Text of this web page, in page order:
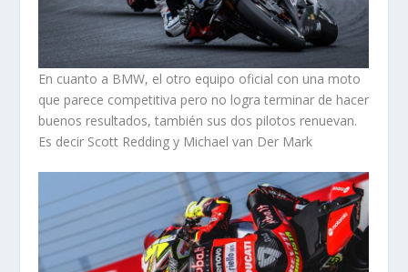
En cuanto a BMW, el otro equipo oficial con una moto
que parece competitiva pero no logra terminar de hacer
buenos resultados, también sus dos pilotos renuevan.
Es decir Scott Redding y Michael van Der Mark